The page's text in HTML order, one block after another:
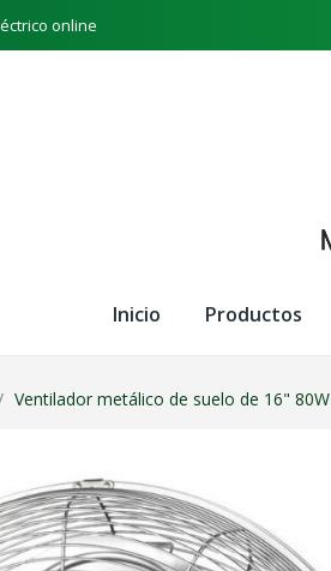
online
Inicio Productos
Ventilador metálico de suelo de 16" 80W